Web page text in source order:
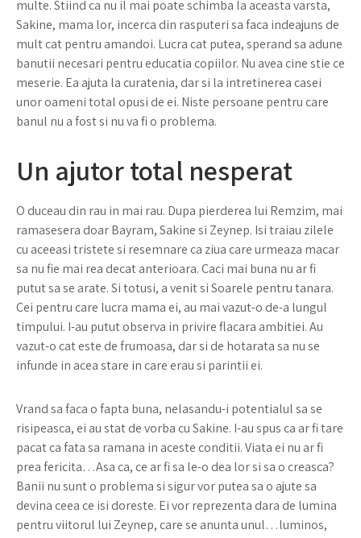
multe. Stiind ca nu il mai poate schimba la aceasta varsta,
Sakine, mama lor, incerca din rasputeri sa faca indeajuns de
mult cat pentru amandoi. Lucra cat putea, sperand sa adune
banutii necesari pentru educatia copiilor. Nu avea cine stie ce
meserie. Ea ajuta la curatenia, dar si la intretinerea casei
unor oameni total opusi de ei. Niste persoane pentru care
banul nu a fost si nu va fi o problema.
Un ajutor total nesperat
O duceau din rau in mai rau. Dupa pierderea lui Remzim, mai
ramasesera doar Bayram, Sakine si Zeynep. Isi traiau zilele
cu aceeasi tristete si resemnare ca ziua care urmeaza macar
sa nu fie mai rea decat anterioara. Caci mai buna nu ar fi
putut sa se arate. Si totusi, a venit si Soarele pentru tanara.
Cei pentru care lucra mama ei, au mai vazut-o de-a lungul
timpului. I-au putut observa in privire flacara ambitiei. Au
vazut-o cat este de frumoasa, dar si de hotarata sa nu se
infunde in acea stare in care erau si parintii ei.
Vrand sa faca o fapta buna, nelasandu-i potentialul sa se
risipeasca, ei au stat de vorba cu Sakine. I-au spus ca ar fi tare
pacat ca fata sa ramana in aceste conditii. Viata ei nu ar fi
prea fericita…Asa ca, ce ar fi sa le-o dea lor si sa o creasca?
Banii nu sunt o problema si sigur vor putea sa o ajute sa
devina ceea ce isi doreste. Ei vor reprezenta dara de lumina
pentru viitorul lui Zeynep, care se anunta unul…luminos,